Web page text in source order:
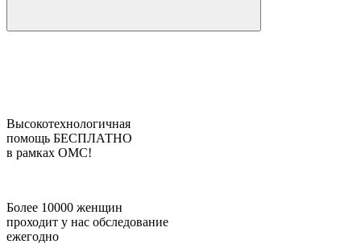
Высокотехнологичная
помощь БЕСПЛАТНО
в рамках ОМС!
Более 10000 женщин
проходит у нас обследование
ежегодно